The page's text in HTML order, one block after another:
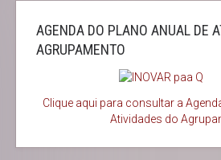
AGENDA DO PLANO ANUAL DE
AGRUPAMENTO
Clique aqui para consultar a
Atividades do